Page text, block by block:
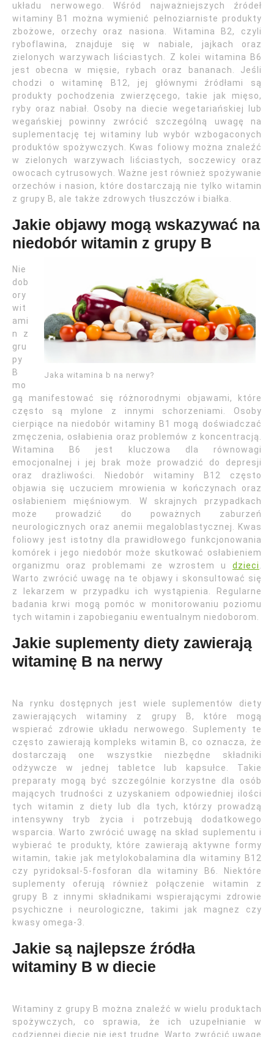
układu nerwowego. Wśród najważniejszych źródeł
witaminy B1 można wymienić pełnoziarniste produkty
zbożowe, orzechy oraz nasiona. Witamina B2, czyli
ryboflawina, znajduje się w nabiale, jajkach oraz
zielonych warzywach liściastych. Z kolei witamina B6
jest obecna w mięsie, rybach oraz bananach. Jeśli
chodzi o witaminę B12, jej głównymi źródłami są
produkty pochodzenia zwierzęcego, takie jak mięso,
ryby oraz nabiał. Osoby na diecie wegetariańskiej lub
wegańskiej powinny zwrócić szczególną uwagę na
suplementację tej witaminy lub wybór wzbogaconych
produktów spożywczych. Kwas foliowy można znaleźć
w zielonych warzywach liściastych, soczewicy oraz
owocach cytrusowych. Ważne jest również spożywanie
orzechów i nasion, które dostarczają nie tylko witamin
z grupy B, ale także zdrowych tłuszczów i białka.
Jakie objawy mogą wskazywać na
niedobór witamin z grupy B
Jaka witamina b na nerwy?
Nie
dob
ory
wit
ami
n z
gru
py
B
mo
gą manifestować się różnorodnymi objawami, które
często są mylone z innymi schorzeniami. Osoby
cierpiące na niedobór witaminy B1 mogą doświadczać
zmęczenia, osłabienia oraz problemów z koncentracją.
Witamina B6 jest kluczowa dla równowagi
emocjonalnej i jej brak może prowadzić do depresji
oraz drażliwości. Niedobór witaminy B12 często
objawia się uczuciem mrowienia w kończynach oraz
osłabieniem mięśniowym. W skrajnych przypadkach
może prowadzić do poważnych zaburzeń
neurologicznych oraz anemii megaloblastycznej. Kwas
foliowy jest istotny dla prawidłowego funkcjonowania
komórek i jego niedobór może skutkować osłabieniem
organizmu oraz problemami ze wzrostem u dzieci
Warto zwrócić uwagę na te objawy i skonsultować się
z lekarzem w przypadku ich wystąpienia. Regularne
badania krwi mogą pomóc w monitorowaniu poziomu
tych witamin i zapobieganiu ewentualnym niedoborom.
Jakie suplementy diety zawierają
witaminę B na nerwy
Na rynku dostępnych jest wiele suplementów diety
zawierających witaminy z grupy B, które mogą
wspierać zdrowie układu nerwowego. Suplementy te
często zawierają kompleks witamin B, co oznacza, że
dostarczają one wszystkie niezbędne składniki
odżywcze w jednej tabletce lub kapsułce. Takie
preparaty mogą być szczególnie korzystne dla osób
mających trudności z uzyskaniem odpowiedniej ilości
tych witamin z diety lub dla tych, którzy prowadzą
intensywny tryb życia i potrzebują dodatkowego
wsparcia. Warto zwrócić uwagę na skład suplementu i
wybierać te produkty, które zawierają aktywne formy
witamin, takie jak metylokobalamina dla witaminy B12
czy pyridoksal-5-fosforan dla witaminy B6. Niektóre
suplementy oferują również połączenie witamin z
grupy B z innymi składnikami wspierającymi zdrowie
psychiczne i neurologiczne, takimi jak magnez czy
kwasy omega-3.
Jakie są najlepsze źródła
witaminy B w diecie
Witaminy z grupy B można znaleźć w wielu produktach
spożywczych, co sprawia, że ich uzupełnianie w
codziennej diecie nie jest trudne. Warto zwrócić uwagę